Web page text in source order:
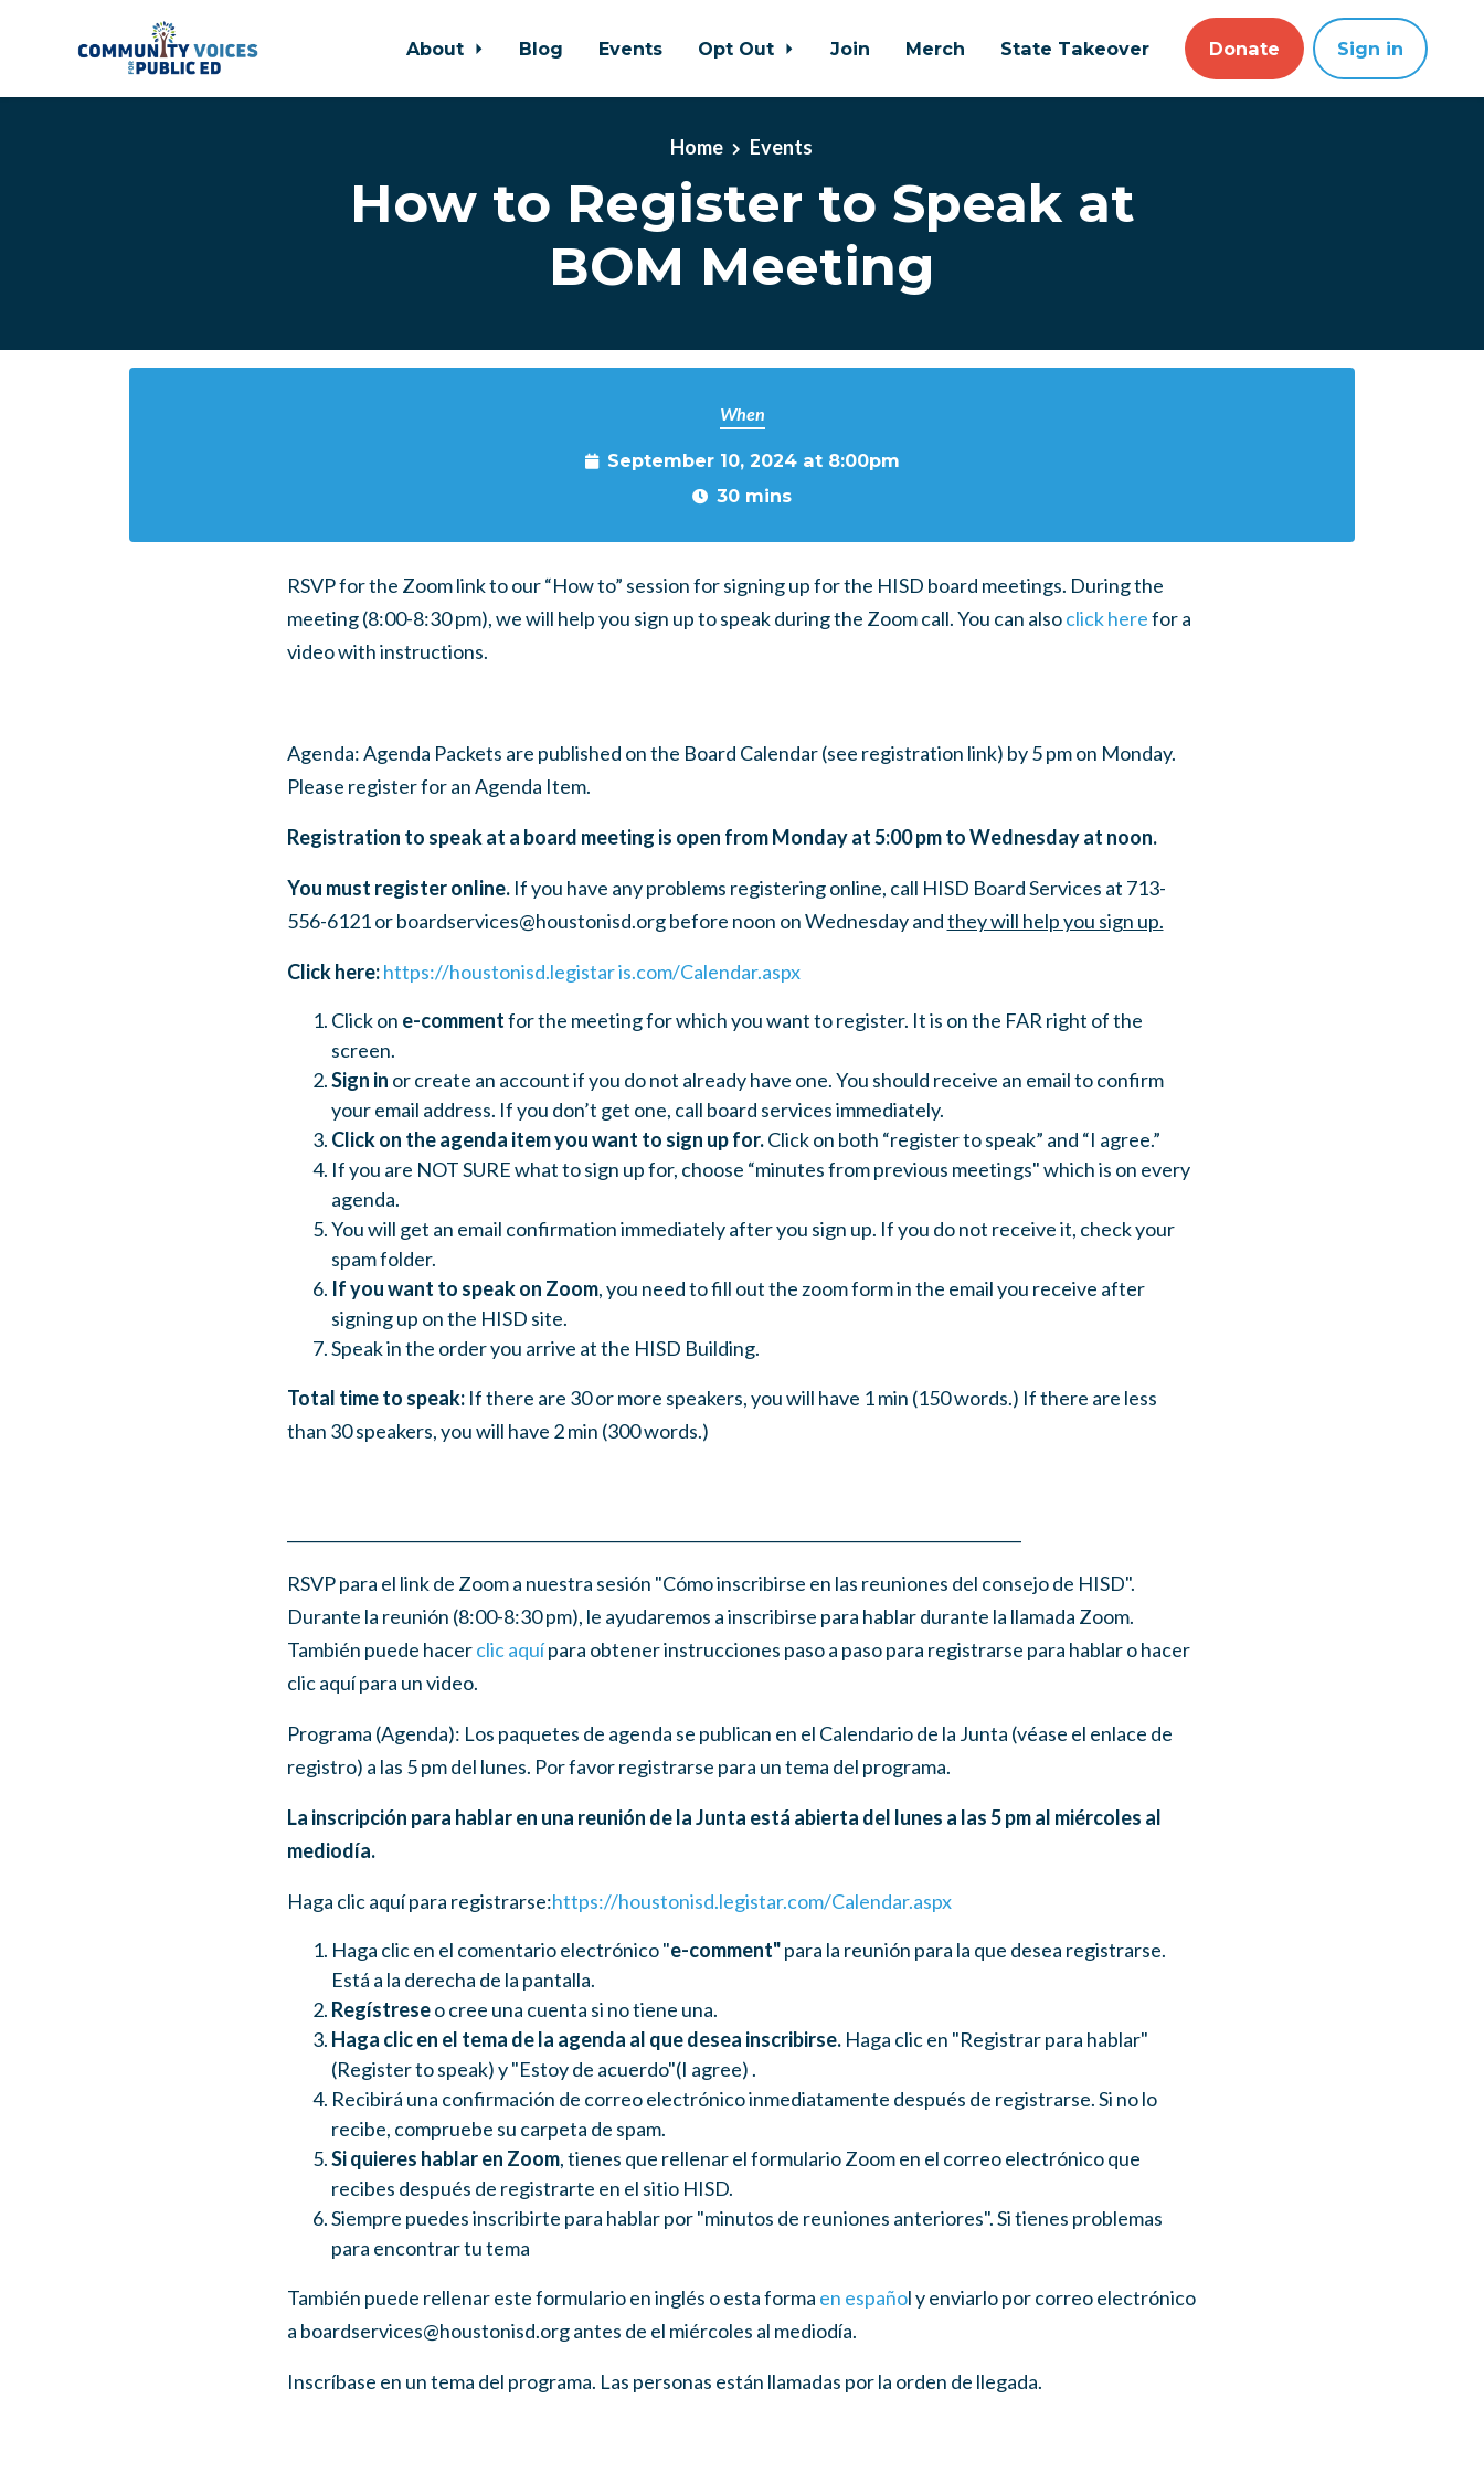
About Blog Events Opt Out Join Merch State Takeover Donate Sign in
Home Events
How to Register to Speak at
BOM Meeting
When
September 10, 2024 at 8:00pm
30 mins
RSVP for the Zoom link to our “How to” session for signing up for the HISD board meetings. During the
meeting (8:00-8:30 pm), we will help you sign up to speak during the Zoom call.You can also click herefor a
video with instructions.
Agenda: Agenda Packets are published on the Board Calendar (see registration link) by 5 pm on Monday.
Please register for an Agenda Item.
Registration to speak at a board meeting is open from Monday at 5:00 pm to Wednesday at noon.
You must register online. If you have any problems registering online, call HISD Board Services at 713-
556-6121 orboardservices@houstonisd.org before noon on Wednesday andthey will help you sign up.
Click here:https://houstonisd.legistar is.com/Calendar.aspx
Click on e-commentfor the meeting for which you want to register. It is on the FAR right of the
screen.
Sign in or create an account if you do not already have one. You should receive an email to confirm
your email address. If you don’t get one, call board services immediately.
Click on the agenda item you want to sign up for.Click on both “register to speak” and “I agree.”
If you are NOT SURE what to sign up for, choose “minutes from previous meetings" which is on every
agenda.
You will get an email confirmation immediately after you sign up. If you do not receive it, check your
spam folder.
If you want to speak on Zoom, you need to fill out the zoom form in the email you receive after
signing up on the HISD site.
Speak in the order you arrive at the HISD Building.
Total time to speak:If there are 30 or more speakers, you will have 1 min (150 words.) If there are less
than 30 speakers, you will have 2 min (300 words.)
RSVP para el link de Zoom a nuestra sesión "Cómo inscribirse en las reuniones del consejo de HISD".
Durante la reunión (8:00-8:30 pm), le ayudaremos a inscribirse para hablar durante la llamada Zoom.
También puede hacerclic aquípara obtener instrucciones paso a paso para registrarse para hablar o hacer
clic aquí para un video.
Programa (Agenda): Los paquetes de agenda se publican en el Calendario de la Junta (véase el enlace de
registro) a las 5 pm del lunes. Por favor registrarse para un tema del programa.
La inscripción para hablar en una reunión de la Junta está abierta del lunes a las 5 pm al miércoles al
mediodía.
Haga clic aquí para registrarse:https://houstonisd.legistar.com/Calendar.aspx
Haga clic en el comentario electrónico "e-comment"para la reunión para la que desea registrarse.
Está a la derecha de la pantalla.
Regístreseo cree una cuenta si no tiene una.
Haga clic en el tema de la agenda al que desea inscribirse.Haga clic en "Registrar para hablar"
(Register to speak)y "Estoy de acuerdo"(I agree) .
Recibirá una confirmación de correo electrónico inmediatamente después de registrarse. Si no lo
recibe, compruebe su carpeta de spam.
Si quieres hablar en Zoom, tienes que rellenar el formulario Zoom en el correo electrónico que
recibes después de registrarte en el sitio HISD.
Siempre puedes inscribirte para hablar por "minutos de reuniones anteriores". Si tienes problemas
para encontrar tu tema
También puede rellenar este formulario en inglés o esta forma en español y enviarlo por correo electrónico
a boardservices@houstonisd.organtes de el miércoles al mediodía.
Inscríbase en un tema del programa. Las personas están llamadas por la orden de llegada.